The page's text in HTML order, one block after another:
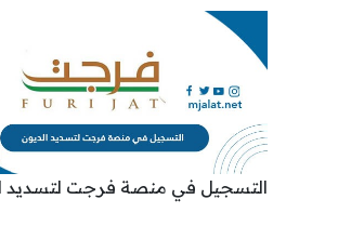
التسجيل في منصة فرجت لتسديد